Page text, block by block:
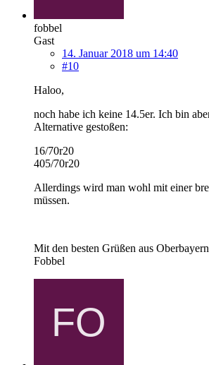
fobbel
Gast
14. Januar 2018 um 14:40
#10
Haloo,
noch habe ich keine 14.5er. Ich bin
Alternative gestoßen:
16/70r20
405/70r20
Allerdings wird man wohl mit einer
müssen.
Mit den besten Grüßen aus
Fobbel